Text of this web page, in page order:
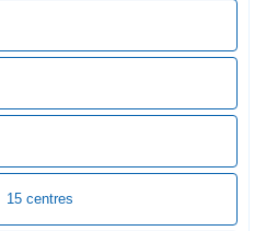
15 centres